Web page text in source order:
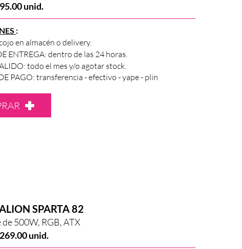
unid.
:
en almacén o delivery.
ENTREGA: dentro de las 24 horas.
todo el mes y/o agotar stock.
PAGO: transferencia - efectivo - yape - plin
SPARTA 82
500W, RGB, ATX
unid.